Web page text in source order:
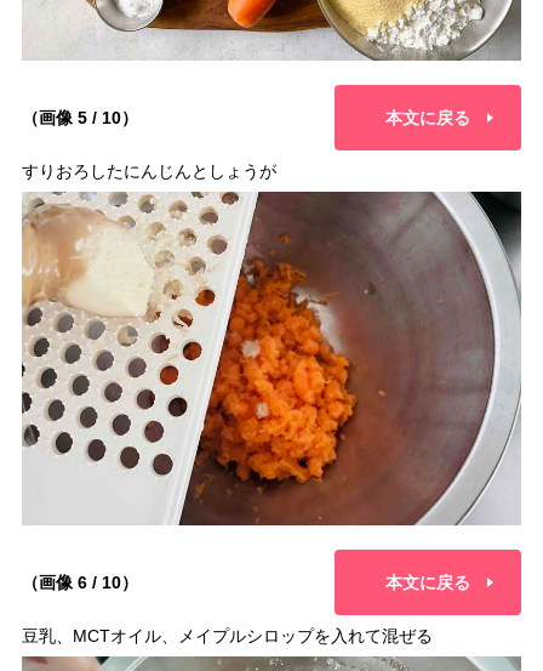
（画像 5 / 10） 本文に戻る
すりおろしたにんじんとしょうが
（画像 6 / 10） 本文に戻る
豆乳、MCTオイル、メイプルシロップを入れて混ぜる